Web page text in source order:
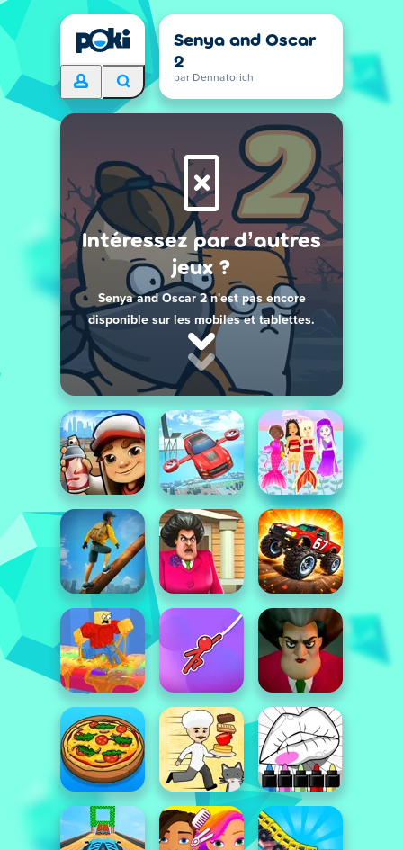
Senya and Oscar
2
par Dennatolich
Intéressez par d’autres
jeux ?
Senya and Oscar 2 n'est pas encore
disponible sur les mobiles et tablettes.